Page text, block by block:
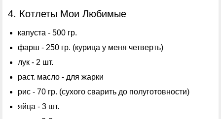
4. Котлеты Мои Любимые
капуста - 500 гр.
фарш - 250 гр. (курица у меня четверть)
лук - 2 шт.
раст. масло - для жарки
рис - 70 гр. (сухого сварить до полуготовности)
яйца - 3 шт.